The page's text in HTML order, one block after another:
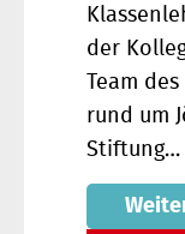
der
Team
rund um
Stiftung…